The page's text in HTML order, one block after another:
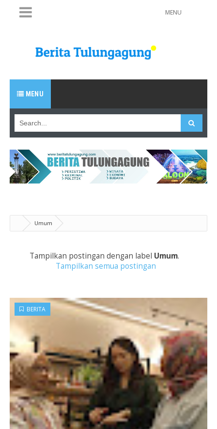
MENU
MENU
Umum
Tampilkan postingan dengan label Umum.
Tampilkan semua postingan
BERITA